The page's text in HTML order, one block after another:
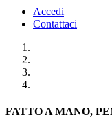
Accedi
Contattaci
FATTO A MANO,